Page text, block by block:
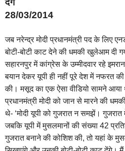
देंगे
28/03/2014
जब नरेन्द्र मोदी प्रधानमंत्री पद के लिए
बोटी-बोटी काट देने की धमकी खुलेआम दी
सहारनपुर में कांग्रेस के उम्मीदवार रहे
बयान देकर यूपी ही नहीं पूरे देश में नफरत
की। मसूद का एक ऐसा वीडियो सामने
प्रधानमंत्री मोदी को जान से मारने की
थे- ‘मोदी यूपी को गुजरात न समझें।
जबकि यूपी में मुसलमानों की संख्‍या 42
गुजरात बनाने की कोशिश की, तो यहां के